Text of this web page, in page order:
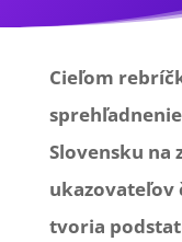
Cieľom
Slovensku na
ukazovateľov
tvoria